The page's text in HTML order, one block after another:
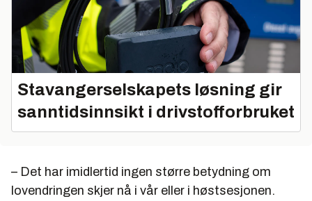
Stavangerselskapets løsning gir
sanntidsinnsikt i drivstofforbruket
– Det har imidlertid ingen større betydning om
lovendringen skjer nå i vår eller i høstsesjonen.